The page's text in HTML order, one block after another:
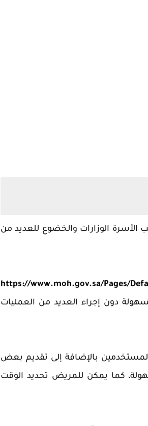
الأسرة الوزارات والخضوع للعديد من
https://www.moh.gov.sa/Pages/
دون إجراء العديد من العمليات
بالإضافة إلى تقديم بعض
كما يمكن للمريض تحديد الوقت